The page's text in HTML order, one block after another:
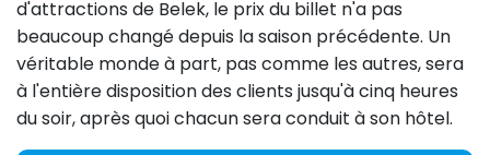
d'attractions de Belek, le prix du billet n'a pas
beaucoup changé depuis la saison précédente. Un
véritable monde à part, pas comme les autres, sera
à l'entière disposition des clients jusqu'à cinq heures
du soir, après quoi chacun sera conduit à son hôtel.